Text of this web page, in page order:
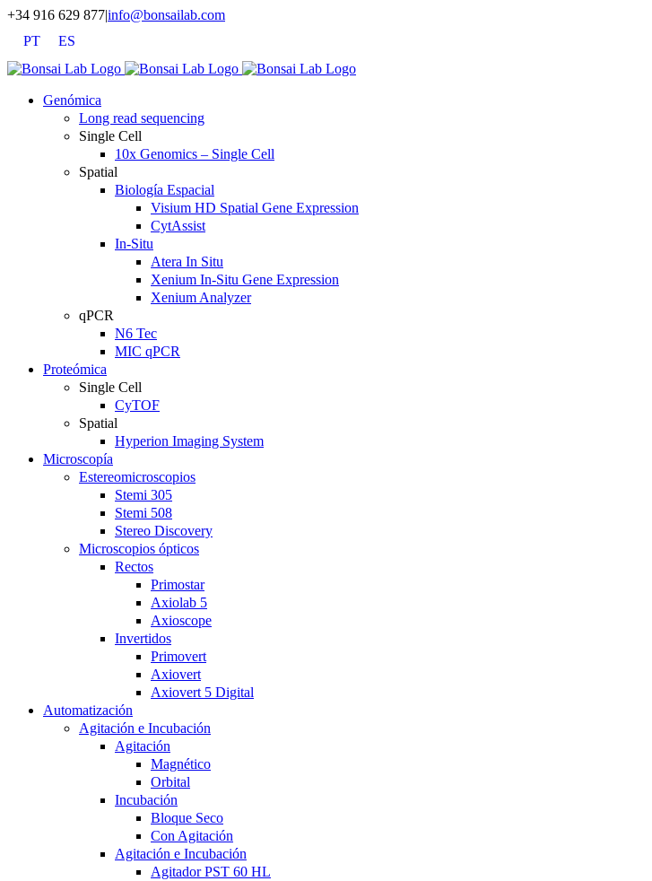
Saltar
contenido
+34 916 629 877|info@bonsailab.com
PT
ES
X
LinkedIn
YouTube
Genómica
Long read sequencing
Single Cell
10x Genomics – Single Cell
Spatial
Biología Espacial
Visium HD Spatial Gene Expression
CytAssist
In-Situ
Atera In Situ
Xenium In-Situ Gene Expression
Xenium Analyzer
qPCR
N6 Tec
MIC qPCR
Proteómica
Single Cell
CyTOF
Spatial
Hyperion Imaging System
Microscopía
Estereomicroscopios
Stemi 305
Stemi 508
Stereo Discovery
Microscopios ópticos
Rectos
Primostar
Axiolab 5
Axioscope
Invertidos
Primovert
Axiovert
Axiovert 5 Digital
Automatización
Agitación e Incubación
Agitación
Magnético
Orbital
Incubación
Bloque Seco
Con Agitación
Agitación e Incubación
Agitador PST 60 HL